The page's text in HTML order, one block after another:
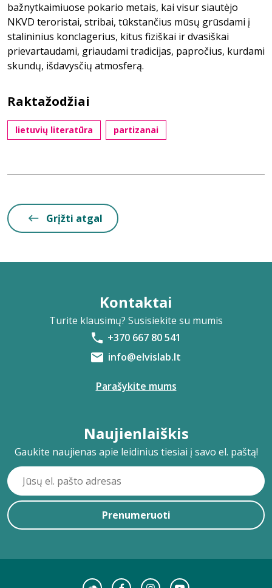
bažnytkaimiuose pokario metais, kai visur siautėjo
NKVD teroristai, stribai, tūkstančius mūsų grūsdami į
stalininius konclagerius, kitus fiziškai ir dvasiškai
prievartaudami, griaudami tradicijas, papročius, kurdami
skundų, išdavysčių atmosferą.
Raktažodžiai
lietuvių literatūra partizanai
Grįžti atgal
Kontaktai
Turite klausimų? Susisiekite su mumis
+370 667 80 541
info@elvislab.lt
Parašykite mums
Naujienlaiškis
Gaukite naujienas apie leidinius tiesiai į savo el. paštą!
Prenumeruoti